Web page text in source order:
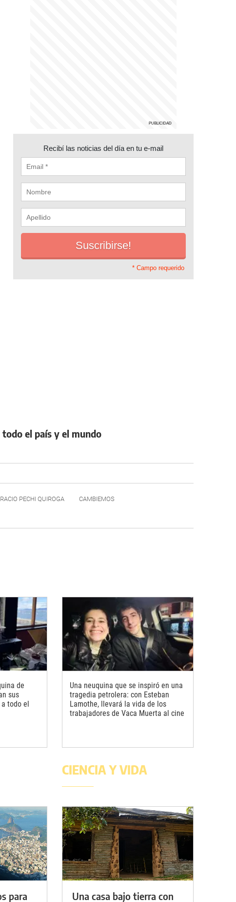
Recibí las noticias del día en tu e-mail
* Campo requerido
el país y el mundo
PECHI QUIROGA
CAMBIEMOS
de
sus
todo el
Una neuquina que se inspiró en una
tragedia petrolera: con Esteban
Lamothe, llevará la vida de los
trabajadores de Vaca Muerta al cine
para
CIENCIA Y VIDA
Una casa bajo tierra con